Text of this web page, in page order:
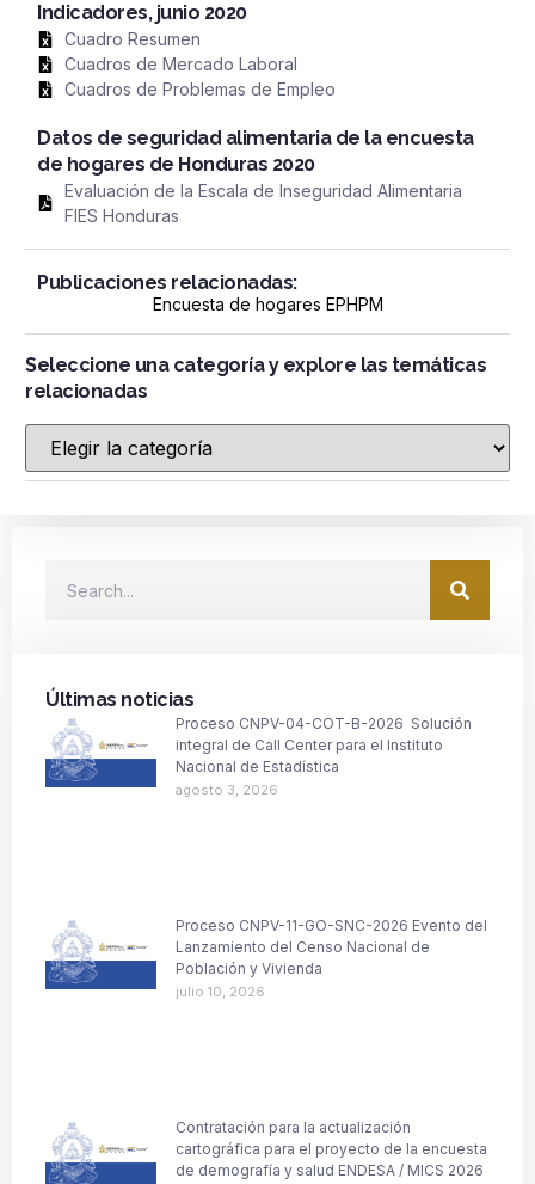
Indicadores, junio 2020
Cuadro Resumen
Cuadros de Mercado Laboral
Cuadros de Problemas de Empleo
Datos de seguridad alimentaria de la encuesta
de hogares de Honduras 2020
Evaluación de la Escala de Inseguridad Alimentaria
FIES Honduras
Publicaciones relacionadas:
Encuesta de hogares EPHPM
Seleccione una categoría y explore las temáticas
relacionadas
Últimas noticias
Proceso CNPV-04-COT-B-2026 Solución
integral de Call Center para el Instituto
Nacional de Estadística
agosto 3, 2026
Proceso CNPV-11-GO-SNC-2026 Evento del
Lanzamiento del Censo Nacional de
Población y Vivienda
julio 10, 2026
Contratación para la actualización
cartográfica para el proyecto de la encuesta
de demografía y salud ENDESA / MICS 2026